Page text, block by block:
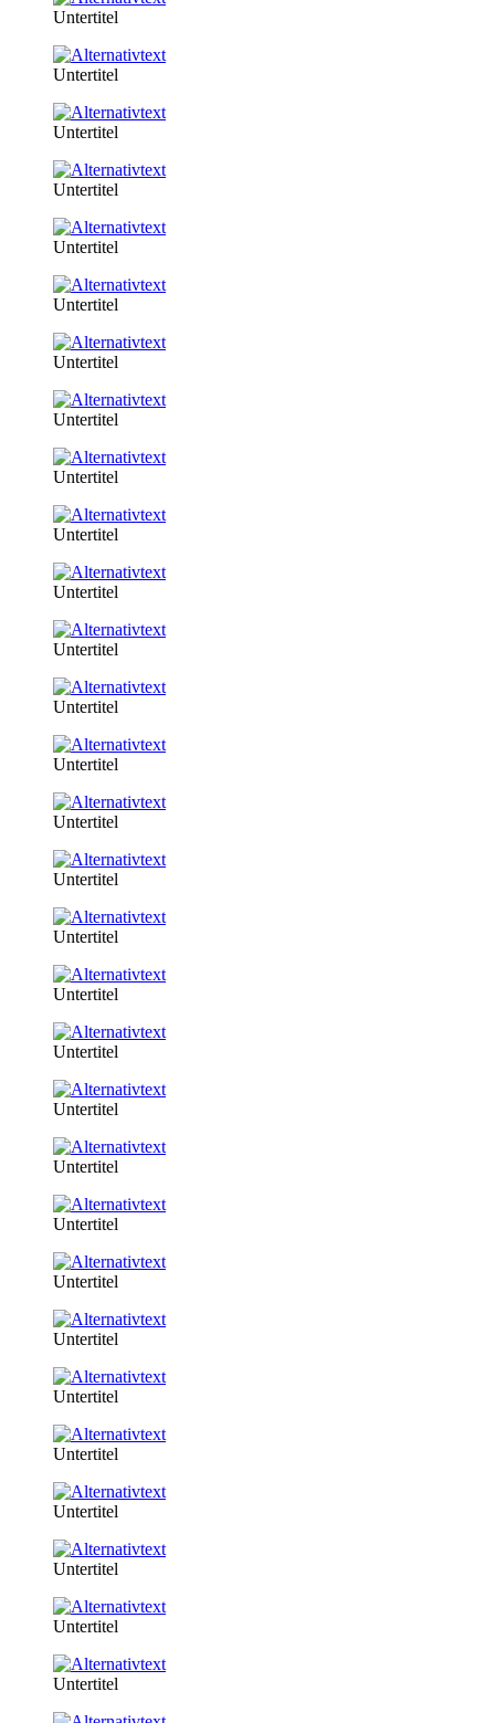
Untertitel
Untertitel
Untertitel
Untertitel
Untertitel
Untertitel
Untertitel
Untertitel
Untertitel
Untertitel
Untertitel
Untertitel
Untertitel
Untertitel
Untertitel
Untertitel
Untertitel
Untertitel
Untertitel
Untertitel
Untertitel
Untertitel
Untertitel
Untertitel
Untertitel
Untertitel
Untertitel
Untertitel
Untertitel
Untertitel